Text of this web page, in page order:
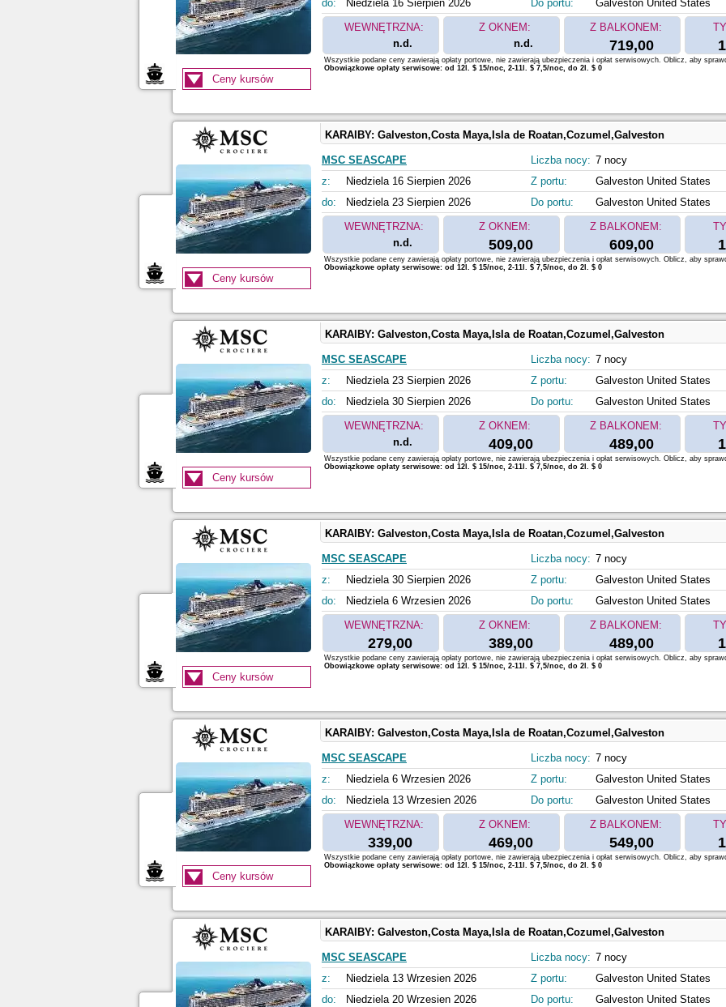
do:
Niedziela 16 Sierpien 2026
Do portu:
Galveston United States
WEWNĘTRZNA:
n.d.
Z OKNEM:
n.d.
Z BALKONEM:
719,00
Ceny kursów
Wszystkie podane ceny zawierają opłaty portowe, nie zawierają ubezpieczenia i opłat serwisowych. Oblicz, aby
Obowiązkowe opłaty serwisowe: od 12l. $ 15/noc, 2-11l. $ 7,5/noc, do 2l. $ 0
KARAIBY: Galveston,Costa Maya,Isla de Roatan,Cozumel,Galveston
MSC SEASCAPE
z:
Niedziela 16 Sierpien 2026
do:
Niedziela 23 Sierpien 2026
Liczba nocy: 7 nocy
Z portu:
Galveston United States
Do portu:
Galveston United States
WEWNĘTRZNA:
n.d.
Z OKNEM:
509,00
Z BALKONEM:
609,00
Ceny kursów
Wszystkie podane ceny zawierają opłaty portowe, nie zawierają ubezpieczenia i opłat serwisowych. Oblicz, aby
Obowiązkowe opłaty serwisowe: od 12l. $ 15/noc, 2-11l. $ 7,5/noc, do 2l. $ 0
KARAIBY: Galveston,Costa Maya,Isla de Roatan,Cozumel,Galveston
MSC SEASCAPE
z:
Niedziela 23 Sierpien 2026
do:
Niedziela 30 Sierpien 2026
Liczba nocy: 7 nocy
Z portu:
Galveston United States
Do portu:
Galveston United States
WEWNĘTRZNA:
n.d.
Z OKNEM:
409,00
Z BALKONEM:
489,00
Ceny kursów
Wszystkie podane ceny zawierają opłaty portowe, nie zawierają ubezpieczenia i opłat serwisowych. Oblicz, aby
Obowiązkowe opłaty serwisowe: od 12l. $ 15/noc, 2-11l. $ 7,5/noc, do 2l. $ 0
KARAIBY: Galveston,Costa Maya,Isla de Roatan,Cozumel,Galveston
MSC SEASCAPE
z:
Niedziela 30 Sierpien 2026
do:
Niedziela 6 Wrzesien 2026
Liczba nocy: 7 nocy
Z portu:
Galveston United States
Do portu:
Galveston United States
WEWNĘTRZNA:
279,00
Z OKNEM:
389,00
Z BALKONEM:
489,00
Ceny kursów
Wszystkie podane ceny zawierają opłaty portowe, nie zawierają ubezpieczenia i opłat serwisowych. Oblicz, aby
Obowiązkowe opłaty serwisowe: od 12l. $ 15/noc, 2-11l. $ 7,5/noc, do 2l. $ 0
KARAIBY: Galveston,Costa Maya,Isla de Roatan,Cozumel,Galveston
MSC SEASCAPE
z:
Niedziela 6 Wrzesien 2026
do:
Niedziela 13 Wrzesien 2026
Liczba nocy: 7 nocy
Z portu:
Galveston United States
Do portu:
Galveston United States
WEWNĘTRZNA:
339,00
Z OKNEM:
469,00
Z BALKONEM:
549,00
Ceny kursów
Wszystkie podane ceny zawierają opłaty portowe, nie zawierają ubezpieczenia i opłat serwisowych. Oblicz, aby
Obowiązkowe opłaty serwisowe: od 12l. $ 15/noc, 2-11l. $ 7,5/noc, do 2l. $ 0
KARAIBY: Galveston,Costa Maya,Isla de Roatan,Cozumel,Galveston
MSC SEASCAPE
z:
Niedziela 13 Wrzesien 2026
do:
Niedziela 20 Wrzesien 2026
Liczba nocy: 7 nocy
Z portu:
Galveston United States
Do portu:
Galveston United States